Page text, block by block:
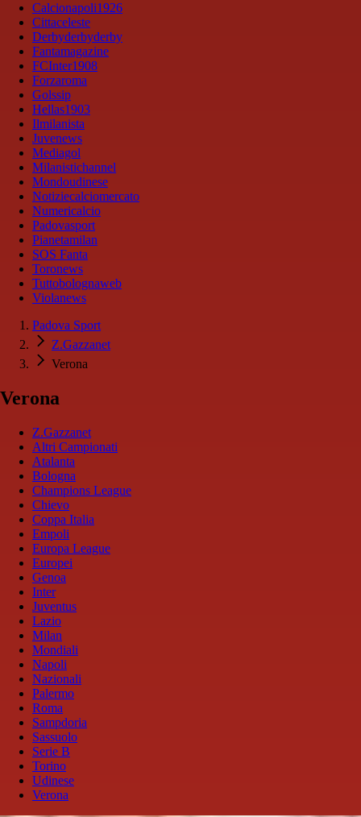
Calcionapoli1926
Cittaceleste
Derbyderbyderby
Fantamagazine
FCInter1908
Forzaroma
Golssip
Hellas1903
Ilmilanista
Juvenews
Mediagol
Milanistichannel
Mondoudinese
Notiziecalciomercato
Numericalcio
Padovasport
Pianetamilan
SOS Fanta
Toronews
Tuttobolognaweb
Violanews
Padova Sport
Z.Gazzanet
Verona
Verona
Z.Gazzanet
Altri Campionati
Atalanta
Bologna
Champions League
Chievo
Coppa Italia
Empoli
Europa League
Europei
Genoa
Inter
Juventus
Lazio
Milan
Mondiali
Napoli
Nazionali
Palermo
Roma
Sampdoria
Sassuolo
Serie B
Torino
Udinese
Verona